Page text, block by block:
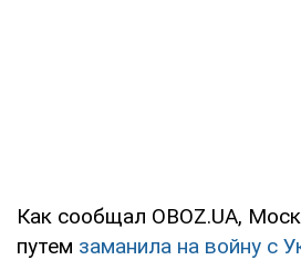
Как сообщал OBOZ.UA,
путем заманила на войну с